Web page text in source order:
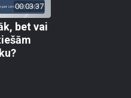
00:03:37
bet vai